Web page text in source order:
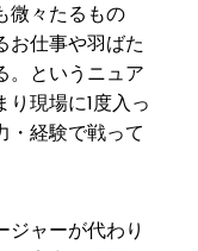
微々たるもの
お仕事や羽ばた
。というニュア
り現場に1度入っ
・経験で戦って
ジャーが代わり